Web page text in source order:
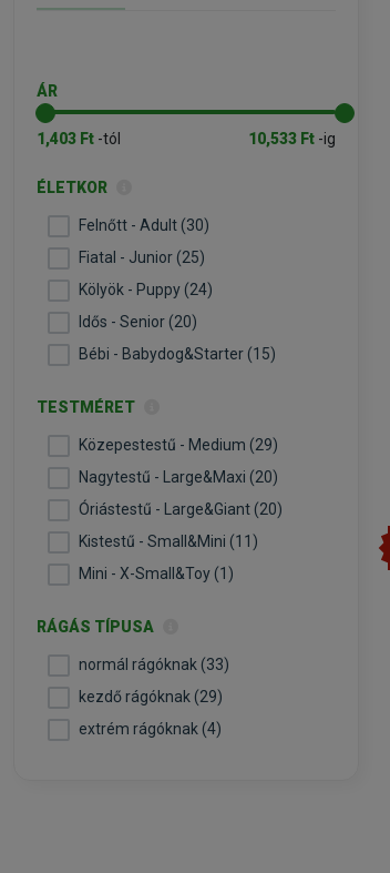
ÁR
1,403 Ft -tól 10,533 Ft -ig
ÉLETKOR
Felnőtt - Adult (30)
Fiatal - Junior (25)
Kölyök - Puppy (24)
Idős - Senior (20)
Bébi - Babydog&Starter (15)
TESTMÉRET
Közepestestű - Medium (29)
Nagytestű - Large&Maxi (20)
Óriástestű - Large&Giant (20)
Kistestű - Small&Mini (11)
Mini - X-Small&Toy (1)
RÁGÁS TÍPUSA
normál rágóknak (33)
kezdő rágóknak (29)
extrém rágóknak (4)